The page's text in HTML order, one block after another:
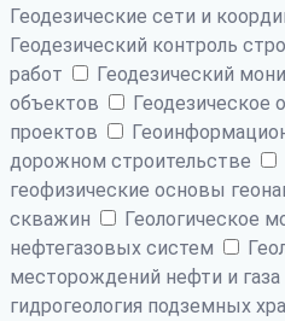
Геодезические сети и
Геодезический контроль
работ
Геодезический
объектов
Геодезическое
проектов
дорожном строительстве
геофизические основы
скважин
Геологическое
нефтегазовых систем
месторождений нефти и газа
гидрогеология подземных